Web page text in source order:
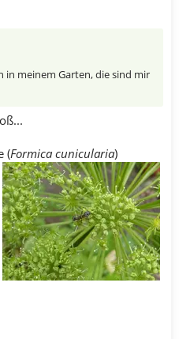
in meinem Garten, die sind mir
(Formica cunicularia)